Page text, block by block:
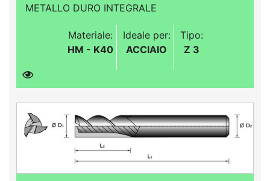
METALLO DURO INTEGRALE
Materiale:
HM - K40
Ideale per:
ACCIAIO
Tipo:
Z 3